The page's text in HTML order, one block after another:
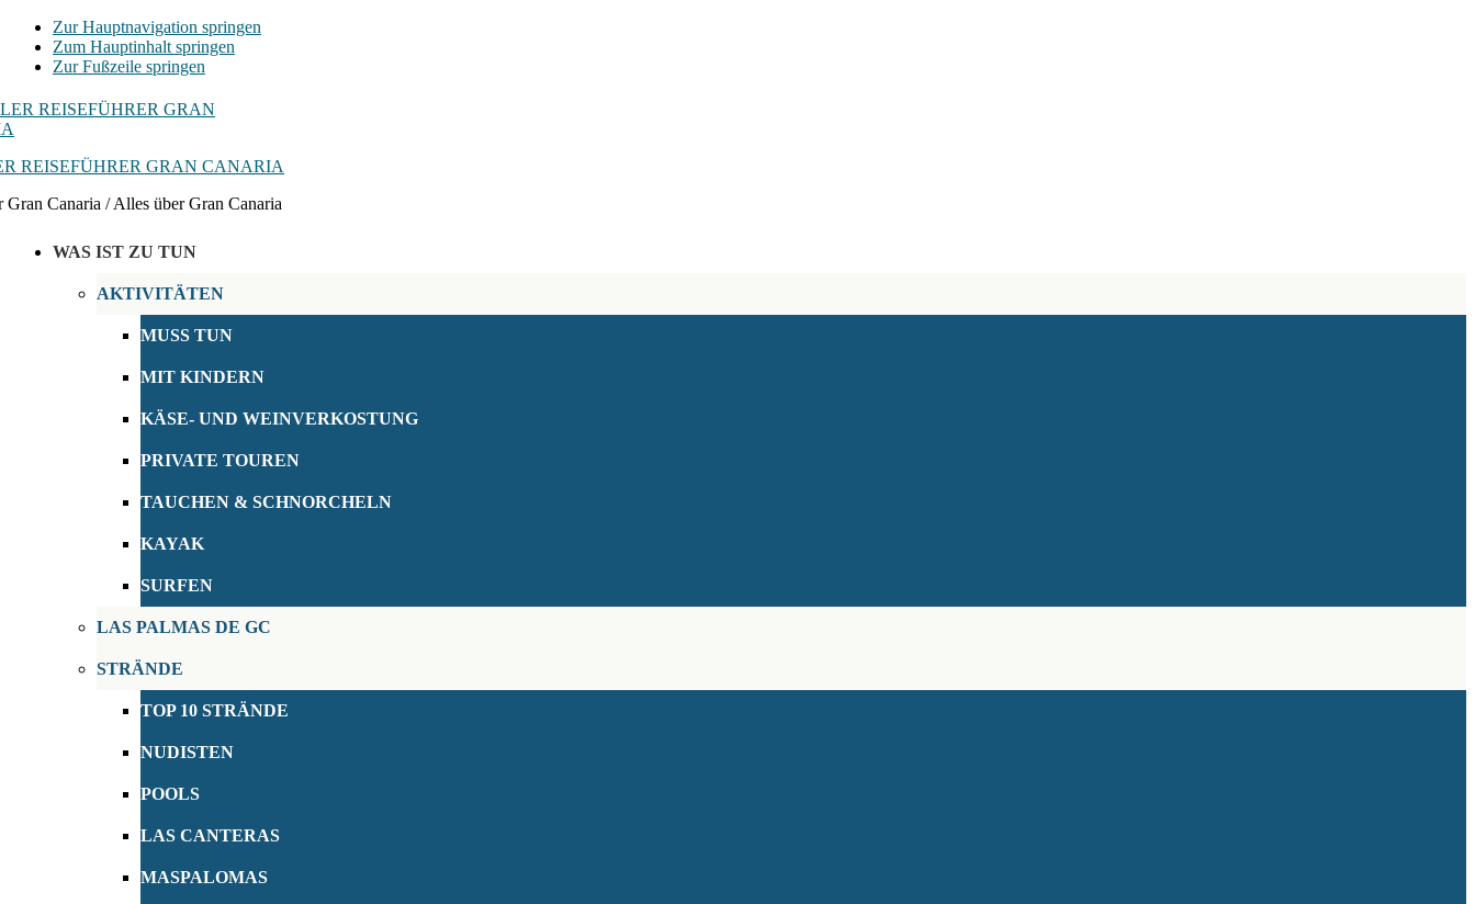
Zur Hauptnavigation springen
Zum Hauptinhalt springen
Zur Fußzeile springen
REISEFÜHRER GRAN CANARIA
Gran Canaria / Alles über Gran Canaria
WAS IST ZU TUN
AKTIVITÄTEN
MUSS TUN
MIT KINDERN
KÄSE- UND WEINVERKOSTUNG
PRIVATE TOUREN
TAUCHEN & SCHNORCHELN
KAYAK
SURFEN
LAS PALMAS DE GC
STRÄNDE
TOP 10 STRÄNDE
NUDISTEN
POOLS
LAS CANTERAS
MASPALOMAS